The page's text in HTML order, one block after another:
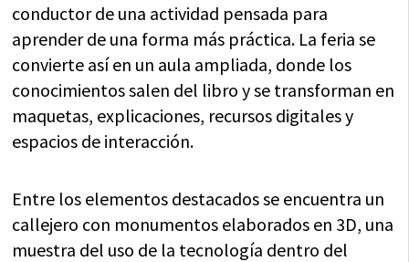
conductor de una actividad pensada para
aprender de una forma más práctica. La feria se
convierte así en un aula ampliada, donde los
conocimientos salen del libro y se transforman en
maquetas, explicaciones, recursos digitales y
espacios de interacción.
Entre los elementos destacados se encuentra un
callejero con monumentos elaborados en 3D, una
muestra del uso de la tecnología dentro del